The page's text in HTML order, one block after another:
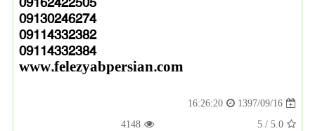
09130246274
09114332382
09114332384
www.felezyabpersian.com
1397/09/16
16:26:20
5.0
/ 5
4148